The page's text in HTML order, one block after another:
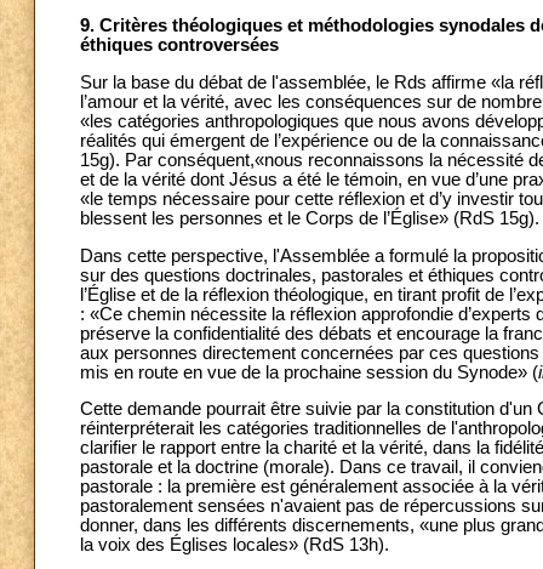
9. Critères théologiques et méthodologies synodales
éthiques controversées
Sur la base du débat de l'assemblée, le Rds affirme «la
l’amour et la vérité, avec les conséquences sur de
«les catégories anthropologiques que nous avons
réalités qui émergent de l’expérience ou de la
15g). Par conséquent,«nous reconnaissons la nécessité
et de la vérité dont Jésus a été le témoin, en vue d’une
«le temps nécessaire pour cette réflexion et d’y investir
blessent les personnes et le Corps de l’Église» (RdS 15g).
Dans cette perspective, l'Assemblée a formulé la
sur des questions doctrinales, pastorales et éthiques
l’Église et de la réflexion théologique, en tirant profit de
: «Ce chemin nécessite la réflexion approfondie
préserve la confidentialité des débats et encourage la
aux personnes directement concernées par ces
mis en route en vue de la prochaine session du Synode» (
Cette demande pourrait être suivie par la constitution d'un
réinterpréterait les catégories traditionnelles de
clarifier le rapport entre la charité et la vérité, dans la
pastorale et la doctrine (morale). Dans ce travail, il
pastorale : la première est généralement associée à la
pastoralement sensées n'avaient pas de répercussions
donner, dans les différents discernements, «une plus
la voix des Églises locales» (RdS 13h).